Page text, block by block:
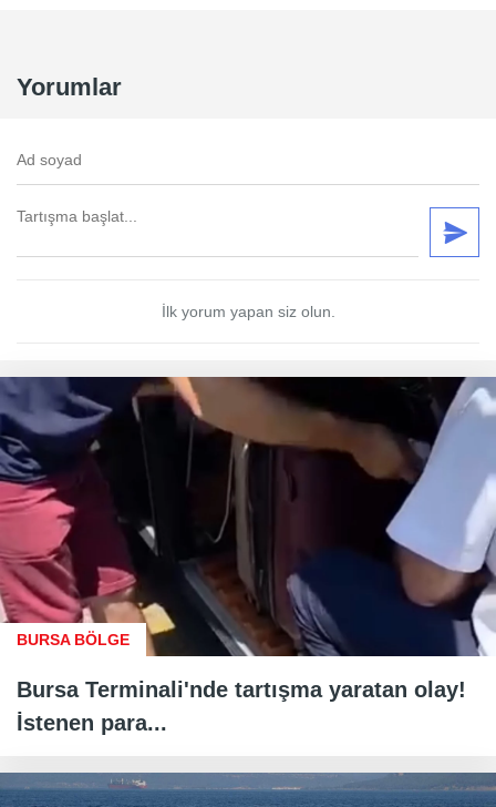
Yorumlar
İlk yorum yapan siz olun.
BURSA BÖLGE
Bursa Terminali'nde tartışma yaratan olay!
İstenen para...